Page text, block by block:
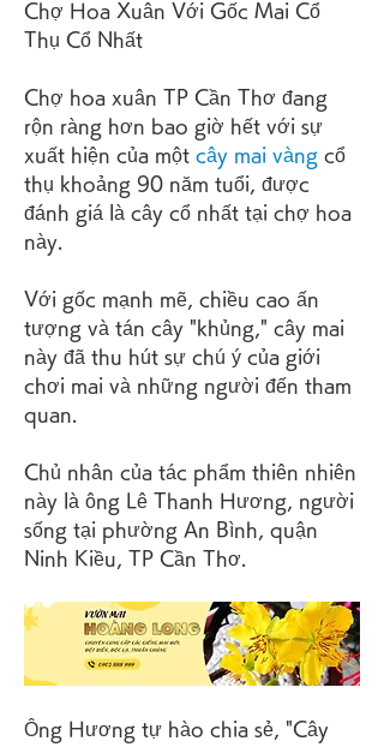
Chợ Hoa Xuân Với Gốc Mai Cổ
Thụ Cổ Nhất
Chợ hoa xuân TP Cần Thơ đang
rộn ràng hơn bao giờ hết với sự
xuất hiện của một cây mai vàng cổ
thụ khoảng 90 năm tuổi, được
đánh giá là cây cổ nhất tại chợ hoa
này.
Với gốc mạnh mẽ, chiều cao ấn
tượng và tán cây "khủng," cây mai
này đã thu hút sự chú ý của giới
chơi mai và những người đến tham
quan.
Chủ nhân của tác phẩm thiên nhiên
này là ông Lê Thanh Hương, người
sống tại phường An Bình, quận
Ninh Kiều, TP Cần Thơ.
Ông Hương tự hào chia sẻ, "Cây